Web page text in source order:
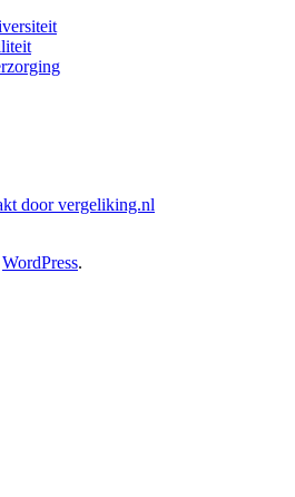
door vergeliking.nl
WordPress.